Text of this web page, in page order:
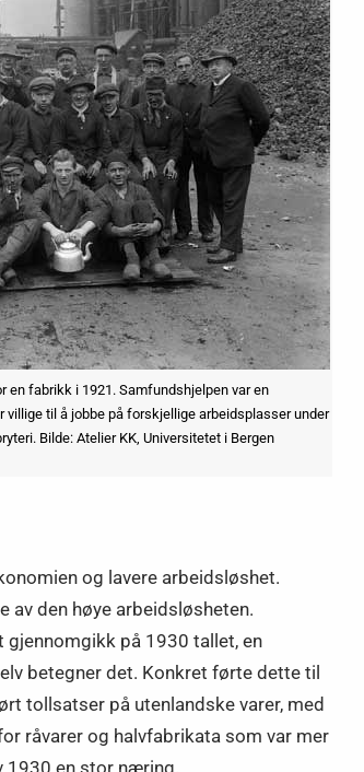
en fabrikk i 1921. Samfundshjelpen var en
til å jobbe på forskjellige arbeidsplasser under
Bilde: Atelier KK, Universitetet i Bergen
og lavere arbeidsløshet.
av den høye arbeidsløsheten.
på 1930 tallet, en
betegner det. Konkret førte dette til
tollsatser på utenlandske varer, med
råvarer og halvfabrikata som var mer
1930 en stor næring.